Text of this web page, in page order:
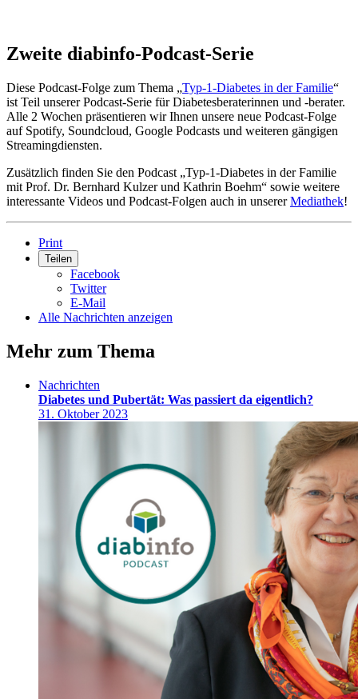
Zweite diabinfo-Podcast-Serie
Diese Podcast-Folge zum Thema „Typ-1-Diabetes in der Familie“
ist Teil unserer Podcast-Serie für Diabetesberaterinnen und -berater.
Alle 2 Wochen präsentieren wir Ihnen unsere neue Podcast-Folge
auf Spotify, Soundcloud, Google Podcasts und weiteren gängigen
Streamingdiensten.
Zusätzlich finden Sie den Podcast „Typ-1-Diabetes in der Familie
mit Prof. Dr. Bernhard Kulzer und Kathrin Boehm“ sowie weitere
interessante Videos und Podcast-Folgen auch in unsererMediathek!
Print
Teilen
Facebook
Twitter
E-Mail
Alle Nachrichten anzeigen
Mehr zum Thema
Nachrichten
Diabetes und Pubertät: Was passiert da eigentlich?
31. Oktober 2023